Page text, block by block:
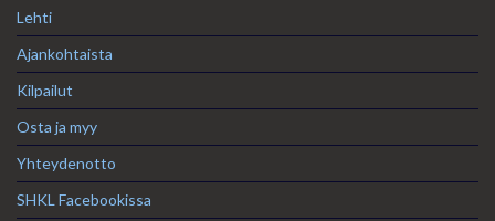
Lehti
Ajankohtaista
Kilpailut
Osta ja myy
Yhteydenotto
SHKL Facebookissa